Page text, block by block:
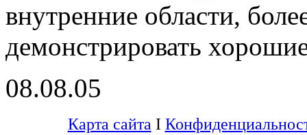
внутренние области,
демонстрировать
08.08.05
Карта сайта I